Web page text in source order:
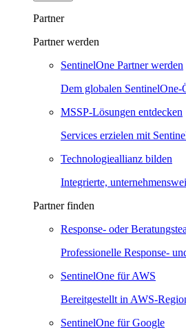
Partner
Partner werden
SentinelOne Partner werden
Dem globalen SentinelOne-
MSSP-Lösungen entdecken
Services erzielen mit
Technologieallianz bilden
Integrierte,
Partner finden
Response- oder
Professionelle Response-
SentinelOne für AWS
Bereitgestellt in AWS-
SentinelOne für Google